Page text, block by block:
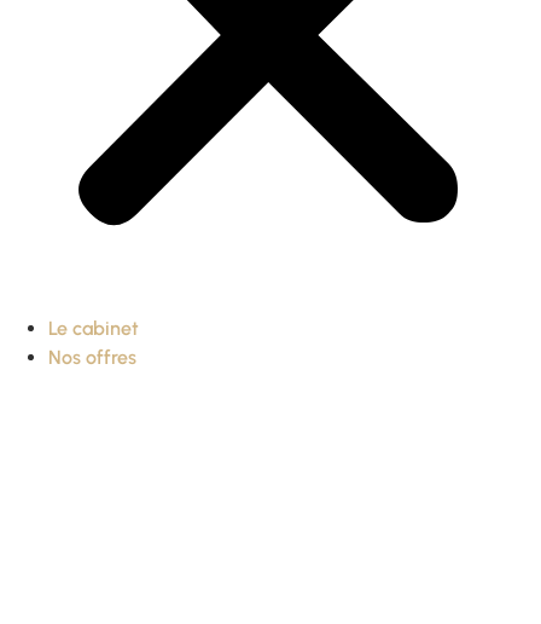
Le cabinet
Nos offres